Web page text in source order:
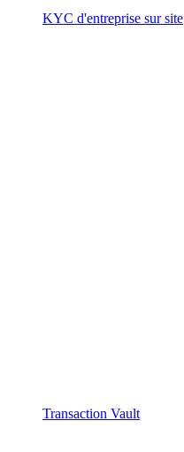
KYC d'entreprise sur site
Transaction Vault